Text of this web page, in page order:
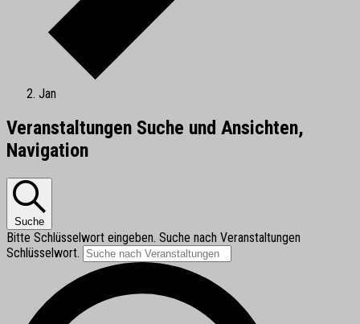
Jan
Veranstaltungen
Veranstaltungen Suche und Ansichten,
Navigation
Suche
Bitte Schlüsselwort eingeben. Suche nach Veranstaltungen
Schlüsselwort.